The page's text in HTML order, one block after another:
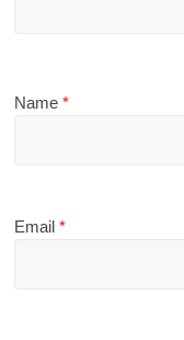
Name*
Email*